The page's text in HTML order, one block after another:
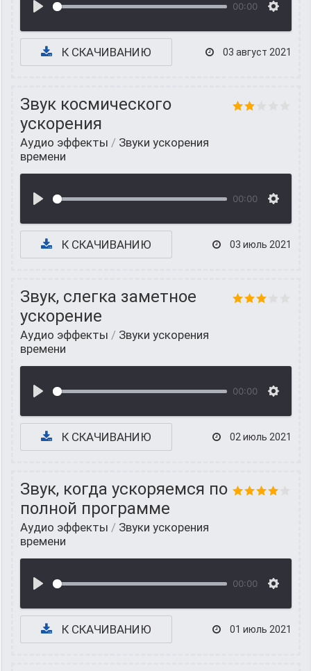
00:00
К СКАЧИВАНИЮ 03 август 2021
Звук космического
ускорения
Аудио эффекты / Звуки ускорения
времени
00:00
К СКАЧИВАНИЮ 03 июль 2021
Звук, слегка заметное
ускорение
Аудио эффекты / Звуки ускорения
времени
00:00
К СКАЧИВАНИЮ 02 июль 2021
Звук, когда ускоряемся по
полной программе
Аудио эффекты / Звуки ускорения
времени
00:00
К СКАЧИВАНИЮ 01 июль 2021